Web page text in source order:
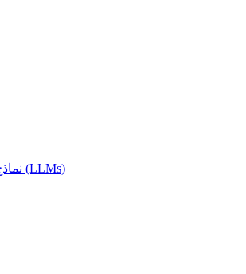
نماذج اللغة الكبيرة (LLMs)